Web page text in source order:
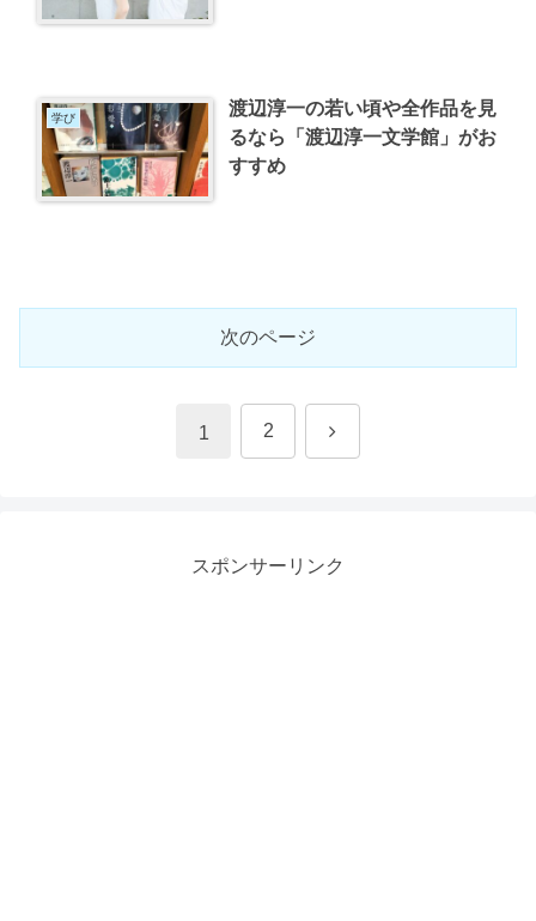
学び
渡辺淳一の若い頃や全作品を見
るなら「渡辺淳一文学館」がお
すすめ
次のページ
1 2 次
スポンサーリンク